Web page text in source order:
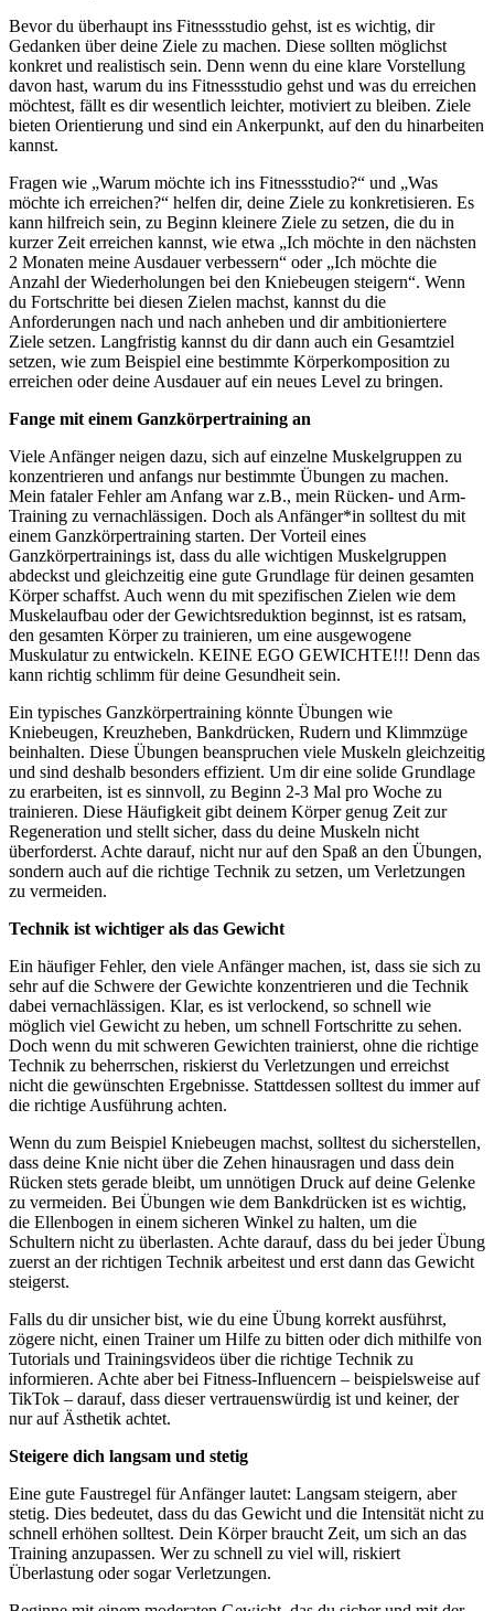
Bevor du überhaupt ins Fitnessstudio gehst, ist es wichtig, dir
Gedanken über deine Ziele zu machen. Diese sollten möglichst
konkret und realistisch sein. Denn wenn du eine klare Vorstellung
davon hast, warum du ins Fitnessstudio gehst und was du erreichen
möchtest, fällt es dir wesentlich leichter, motiviert zu bleiben. Ziele
bieten Orientierung und sind ein Ankerpunkt, auf den du hinarbeiten
kannst.
Fragen wie „Warum möchte ich ins Fitnessstudio?“ und „Was
möchte ich erreichen?“ helfen dir, deine Ziele zu konkretisieren. Es
kann hilfreich sein, zu Beginn kleinere Ziele zu setzen, die du in
kurzer Zeit erreichen kannst, wie etwa „Ich möchte in den nächsten
2 Monaten meine Ausdauer verbessern“ oder „Ich möchte die
Anzahl der Wiederholungen bei den Kniebeugen steigern“. Wenn
du Fortschritte bei diesen Zielen machst, kannst du die
Anforderungen nach und nach anheben und dir ambitioniertere
Ziele setzen. Langfristig kannst du dir dann auch ein Gesamtziel
setzen, wie zum Beispiel eine bestimmte Körperkomposition zu
erreichen oder deine Ausdauer auf ein neues Level zu bringen.
Fange mit einem Ganzkörpertraining an
Viele Anfänger neigen dazu, sich auf einzelne Muskelgruppen zu
konzentrieren und anfangs nur bestimmte Übungen zu machen.
Mein fataler Fehler am Anfang war z.B., mein Rücken- und Arm-
Training zu vernachlässigen. Doch als Anfänger*in solltest du mit
einem Ganzkörpertraining starten. Der Vorteil eines
Ganzkörpertrainings ist, dass du alle wichtigen Muskelgruppen
abdeckst und gleichzeitig eine gute Grundlage für deinen gesamten
Körper schaffst. Auch wenn du mit spezifischen Zielen wie dem
Muskelaufbau oder der Gewichtsreduktion beginnst, ist es ratsam,
den gesamten Körper zu trainieren, um eine ausgewogene
Muskulatur zu entwickeln. KEINE EGO GEWICHTE!!! Denn das
kann richtig schlimm für deine Gesundheit sein.
Ein typisches Ganzkörpertraining könnte Übungen wie
Kniebeugen, Kreuzheben, Bankdrücken, Rudern und Klimmzüge
beinhalten. Diese Übungen beanspruchen viele Muskeln gleichzeitig
und sind deshalb besonders effizient. Um dir eine solide Grundlage
zu erarbeiten, ist es sinnvoll, zu Beginn 2-3 Mal pro Woche zu
trainieren. Diese Häufigkeit gibt deinem Körper genug Zeit zur
Regeneration und stellt sicher, dass du deine Muskeln nicht
überforderst. Achte darauf, nicht nur auf den Spaß an den Übungen,
sondern auch auf die richtige Technik zu setzen, um Verletzungen
zu vermeiden.
Technik ist wichtiger als das Gewicht
Ein häufiger Fehler, den viele Anfänger machen, ist, dass sie sich zu
sehr auf die Schwere der Gewichte konzentrieren und die Technik
dabei vernachlässigen. Klar, es ist verlockend, so schnell wie
möglich viel Gewicht zu heben, um schnell Fortschritte zu sehen.
Doch wenn du mit schweren Gewichten trainierst, ohne die richtige
Technik zu beherrschen, riskierst du Verletzungen und erreichst
nicht die gewünschten Ergebnisse. Stattdessen solltest du immer auf
die richtige Ausführung achten.
Wenn du zum Beispiel Kniebeugen machst, solltest du sicherstellen,
dass deine Knie nicht über die Zehen hinausragen und dass dein
Rücken stets gerade bleibt, um unnötigen Druck auf deine Gelenke
zu vermeiden. Bei Übungen wie dem Bankdrücken ist es wichtig,
die Ellenbogen in einem sicheren Winkel zu halten, um die
Schultern nicht zu überlasten. Achte darauf, dass du bei jeder Übung
zuerst an der richtigen Technik arbeitest und erst dann das Gewicht
steigerst.
Falls du dir unsicher bist, wie du eine Übung korrekt ausführst,
zögere nicht, einen Trainer um Hilfe zu bitten oder dich mithilfe von
Tutorials und Trainingsvideos über die richtige Technik zu
informieren. Achte aber bei Fitness-Influencern – beispielsweise auf
TikTok – darauf, dass dieser vertrauenswürdig ist und keiner, der
nur auf Ästhetik achtet.
Steigere dich langsam und stetig
Eine gute Faustregel für Anfänger lautet: Langsam steigern, aber
stetig. Dies bedeutet, dass du das Gewicht und die Intensität nicht zu
schnell erhöhen solltest. Dein Körper braucht Zeit, um sich an das
Training anzupassen. Wer zu schnell zu viel will, riskiert
Überlastung oder sogar Verletzungen.